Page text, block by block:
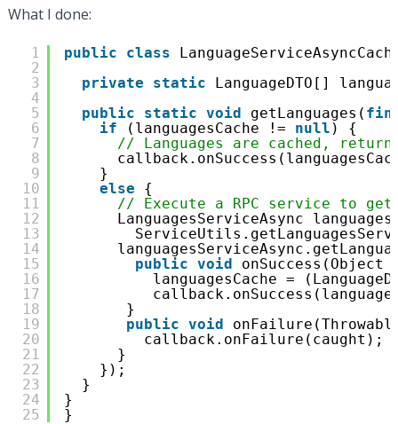
What I done:
1
2
3
4
5
6
7
8
9
10
11
12
13
14
15
16
17
18
19
20
21
22
23
24
25
public class
private
static
LanguageDTO[]
public
static void getLanguages(
if
(languagesCache != null ) {
// Languages are cached,
}
else
{
// Execute a RPC service to
LanguagesServiceAsync
public void
languagesCache =
}
public void
callback.onFailure(caught);
}
});
}
}
}